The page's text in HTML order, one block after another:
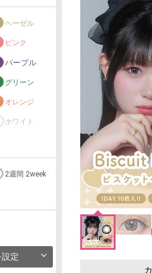
ヘーゼル
ピンク
パープル
グリーン
オレンジ
ホワイト
2週間 2week
定